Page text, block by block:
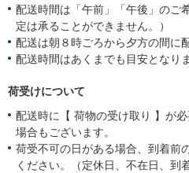
配送時間は「午前」「午後」のご
定は承ることができません。）
配送は朝８時ごろから夕方の間に
配送時間はあくまでも目安となり
荷受けについて
配送時に【 荷物の受け取り 】が
場合もございます。
荷受不可の日がある場合、到着前
ください。（定休日、不在日、到